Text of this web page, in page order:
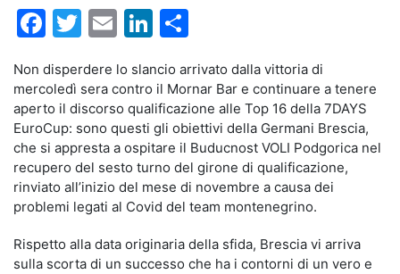
Facebook
Twitter
EmailLinkedIn
Non disperdere lo slancio arrivato dalla vittoria di
mercoledì sera contro il Mornar Bar e continuare a tenere
aperto il discorso qualificazione alle Top 16 della 7DAYS
EuroCup: sono questi gli obiettivi della Germani Brescia,
che si appresta a ospitare il Buducnost VOLI Podgorica nel
recupero del sesto turno del girone di qualificazione,
rinviato all’inizio del mese di novembre a causa dei
problemi legati al Covid del team montenegrino.
Rispetto alla data originaria della sfida, Brescia vi arriva
sulla scorta di un successo che ha i contorni di un vero e